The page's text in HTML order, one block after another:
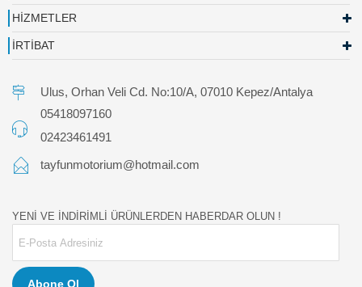
HİZMETLER
İRTİBAT
Ulus, Orhan Veli Cd. No:10/A, 07010 Kepez/Antalya
05418097160
02423461491
tayfunmotorium@hotmail.com
YENİ VE İNDİRİMLİ ÜRÜNLERDEN HABERDAR OLUN !
Abone Ol